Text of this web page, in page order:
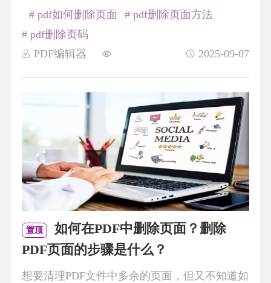
PDF编辑器 2025-09-07
# pdf如何删除页面
# pdf删除页面方法
# pdf删除页码
置顶
如何在PDF中删除页面？删除
PDF页面的步骤是什么？
想要清理PDF文件中多余的页面，但又不知道如